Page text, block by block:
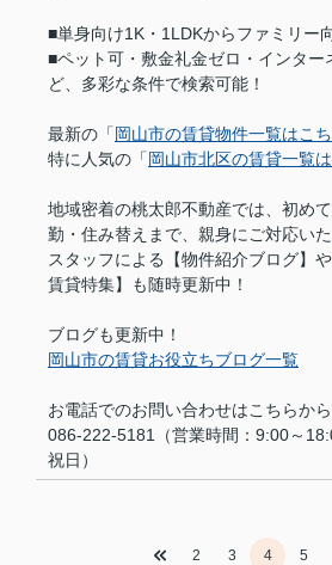
■単身向け1K・1LDKからファミリー
■ペット可・敷金礼金ゼロ・インター
ど、多彩な条件で検索可能！
最新の「 岡山市の賃貸物件一覧はこ
特に人気の「 岡山市北区の賃貸一覧
地域密着の桃太郎不動産では、初め
勤・住み替えまで、親身にご対応いた
スタッフによる【物件紹介ブログ】
賃貸特集】も随時更新中！
ブログも更新中！
岡山市の賃貸お役立ちブログ一覧
お電話でのお問い合わせはこちらから
086-222-5181（営業時間：9:00～
祝日）
2 3 4 5